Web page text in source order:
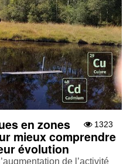
1323
en zones
mieux comprendre
évolution
de l’activité